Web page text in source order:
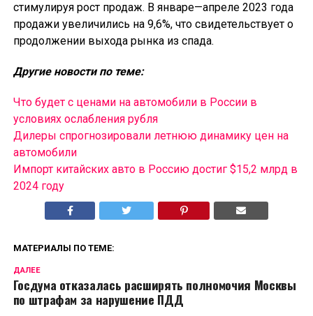
стимулируя рост продаж. В январе—апреле 2023 года
продажи увеличились на 9,6%, что свидетельствует о
продолжении выхода рынка из спада.
Другие новости по теме:
Что будет с ценами на автомобили в России в
условиях ослабления рубля
Дилеры спрогнозировали летнюю динамику цен на
автомобили
Импорт китайских авто в Россию достиг $15,2 млрд в
2024 году
МАТЕРИАЛЫ ПО ТЕМЕ:
ДАЛЕЕ
Госдума отказалась расширять полномочия Москвы
по штрафам за нарушение ПДД